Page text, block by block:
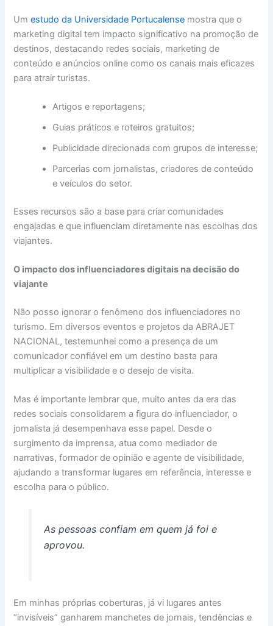
Umestudo da Universidade Portucalense mostra que o
marketing digital tem impacto significativo na promoção de
destinos, destacando redes sociais, marketing de
conteúdo e anúncios online como os canais mais eficazes
para atrair turistas.
Artigos e reportagens;
Guias práticos e roteiros gratuitos;
Publicidade direcionada com grupos de interesse;
Parcerias com jornalistas, criadores de conteúdo
e veículos do setor.
Esses recursos são a base para criar comunidades
engajadas e que influenciam diretamente nas escolhas dos
viajantes.
O impacto dos influenciadores digitais na decisão do
viajante
Não posso ignorar o fenômeno dos influenciadores no
turismo. Em diversos eventos e projetos da ABRAJET
NACIONAL, testemunhei como a presença de um
comunicador confiável em um destino basta para
multiplicar a visibilidade e o desejo de visita.
Mas é importante lembrar que, muito antes da era das
redes sociais consolidarem a figura do influenciador, o
jornalista já desempenhava esse papel. Desde o
surgimento da imprensa, atua como mediador de
narrativas, formador de opinião e agente de visibilidade,
ajudando a transformar lugares em referência, interesse e
escolha para o público.
As pessoas confiam em quem já foi e
aprovou.
Em minhas próprias coberturas, já vi lugares antes
“invisíveis” ganharem manchetes de jornais, tendências e